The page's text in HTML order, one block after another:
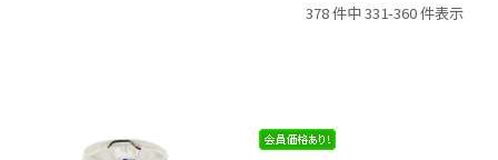
378 件中 331-360 件表示